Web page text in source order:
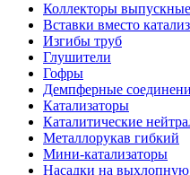
Коллекторы выпускные
Вставки вместо
Изгибы труб
Глушители
Гофры
Демпферные
Катализаторы
Каталитические
Металлорукав гибкий
Мини-катализаторы
Насадки на выхлопную